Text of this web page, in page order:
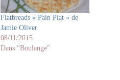
Flatbreads « Pain Plat » de
Jamie Oliver
08/11/2015
Dans "Boulange"